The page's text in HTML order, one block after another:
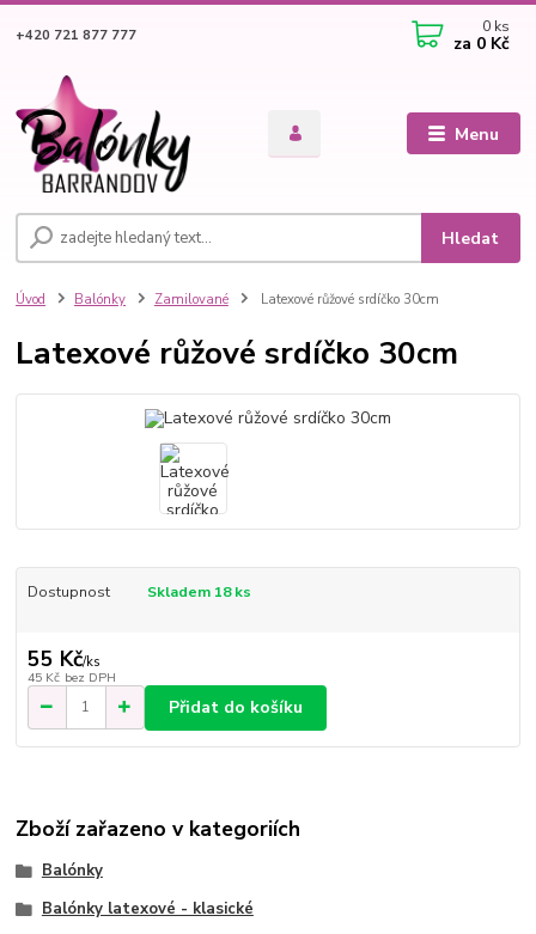
Menu
Hledat
+420 721 877 777 0 ks
za 0 Kč
Úvod Balónky Zamilované Latexové růžové srdíčko 30cm
Latexové růžové srdíčko 30cm
Dostupnost Skladem 18 ks
55 Kč/ks
45 Kč bez DPH
Přidat do košíku
Zboží zařazeno v kategoriích
Balónky
Balónky latexové - klasické